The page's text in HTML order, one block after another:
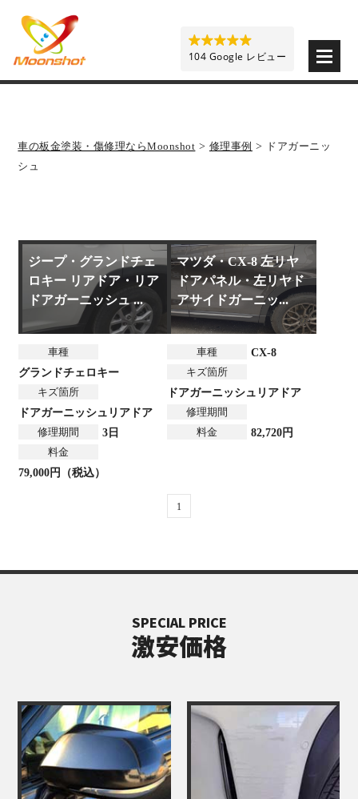
車の板金塗装・傷修理ならMoonshot > 修理事例 >
ドアガーニッ
シュ
ジープ・グランドチェ
ロキー リアドア・リア
ドアガーニッシュ ...
車種
グランドチェロキー
キズ箇所
ドアガーニッシュ リアドア
修理期間
3日
料金
79,000円（税込）
マツダ・CX-8 左リヤ
ドアパネル・左リヤド
アサイドガーニッ...
車種
CX-8
キズ箇所
ドアガーニッシュ リアドア
修理期間
料金
82,720円
1
SPECIAL PRICE
激安価格
104 Google レビュー